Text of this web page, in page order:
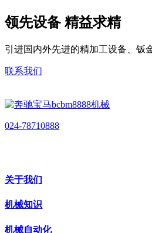
领先设备 精益求精
引进国内外先进的精加工设备、钣
联系我们
024-78710888
关于我们
机械知识
机械自动化